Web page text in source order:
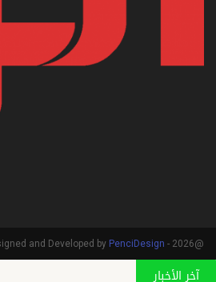
@2026 - arriadhia.net. All Right Reserved. Designed and Developed by
PenciDesign
آخر الأخبار